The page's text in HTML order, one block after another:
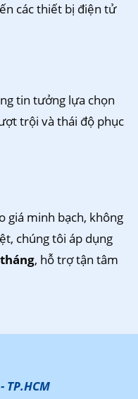
các thiết bị điện tử
tin tưởng lựa chọn
trội và thái độ phục
giá minh bạch, không
chúng tôi áp dụng
, hỗ trợ tận tâm
TP.HCM